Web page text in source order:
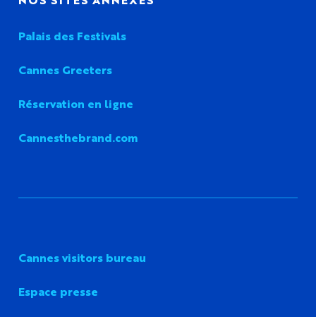
Palais des Festivals
Cannes Greeters
Réservation en ligne
Cannesthebrand.com
Cannes visitors bureau
Espace presse